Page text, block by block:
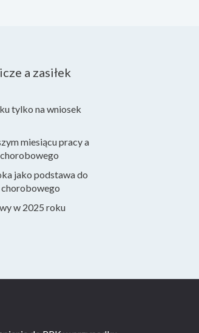
a zasiłek
tylko na wniosek
miesiącu pracy a
jako podstawa do
chorobowego
w 2025 roku